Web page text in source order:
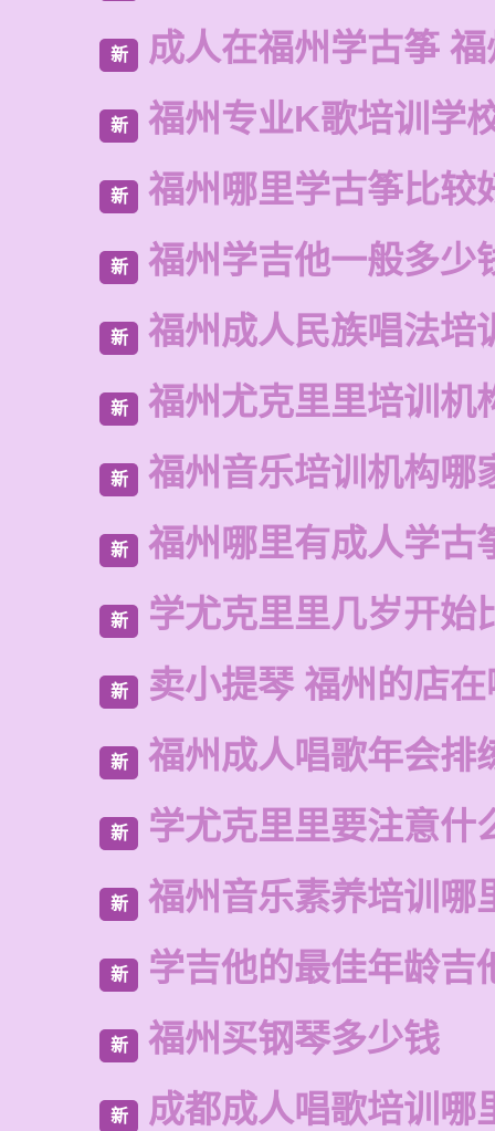
新 成人在福州学古筝
新 福州专业K歌培训学
新 福州哪里学古筝比较
新 福州学吉他一般多少
新 福州成人民族唱法培
新 福州尤克里里培训机
新 福州音乐培训机构哪
新 福州哪里有成人学古
新 学尤克里里几岁开始
新 卖小提琴 福州的店
新 福州成人唱歌年会排
新 学尤克里里要注意什
新 福州音乐素养培训哪
新 学吉他的最佳年龄吉
新 福州买钢琴多少钱
新 成都成人唱歌培训哪